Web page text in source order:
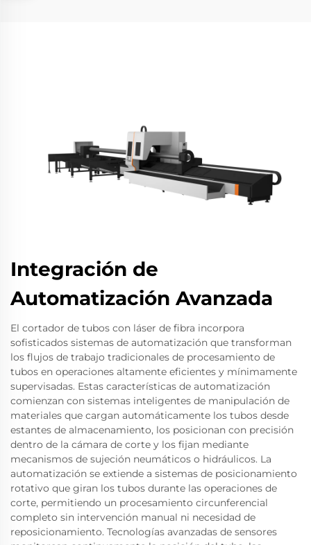
Integración de
Automatización Avanzada
El cortador de tubos con láser de fibra incorpora
sofisticados sistemas de automatización que transforman
los flujos de trabajo tradicionales de procesamiento de
tubos en operaciones altamente eficientes y mínimamente
supervisadas. Estas características de automatización
comienzan con sistemas inteligentes de manipulación de
materiales que cargan automáticamente los tubos desde
estantes de almacenamiento, los posicionan con precisión
dentro de la cámara de corte y los fijan mediante
mecanismos de sujeción neumáticos o hidráulicos. La
automatización se extiende a sistemas de posicionamiento
rotativo que giran los tubos durante las operaciones de
corte, permitiendo un procesamiento circunferencial
completo sin intervención manual ni necesidad de
reposicionamiento. Tecnologías avanzadas de sensores